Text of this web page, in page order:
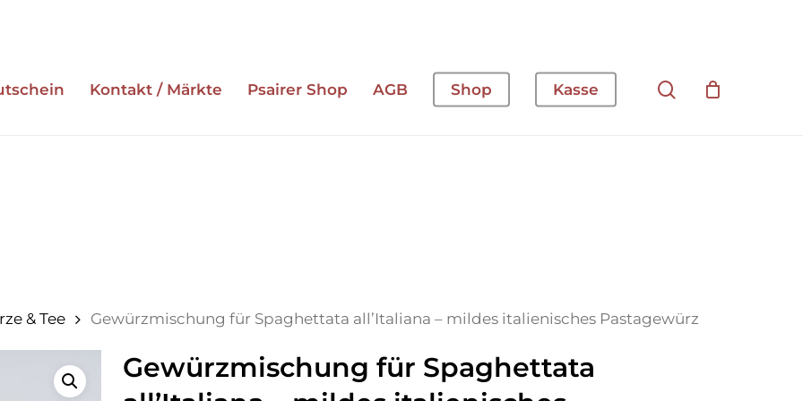
zum Schließen
Kontakt / Märkte Psairer Shop AGB Shop Kasse Suche
& Tee Gewürzmischung für Spaghettata all’Italiana – mildes italienisches Pastagewürz
Gewürzmischung für Spaghettata